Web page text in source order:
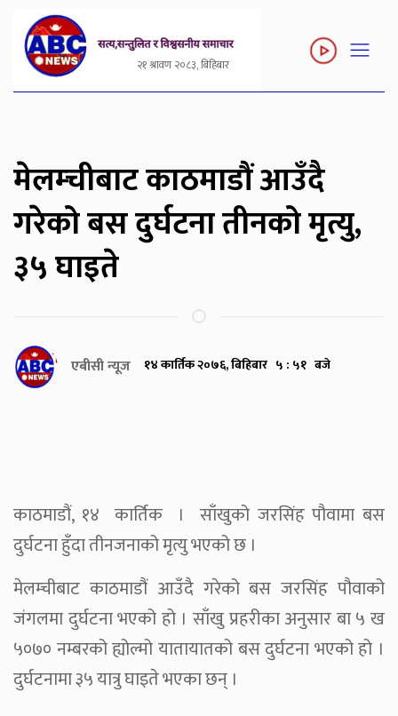
२१ श्रावण २०८३, बिहिबार
मेलम्चीबाट काठमाडौं आउँदै
गरेको बस दुर्घटना तीनको मृत्यु,
३५ घाइते
एबीसी न्यूज १४ कार्तिक २०७६, बिहिबार ५ : ५१ बजे
काठमाडौं, १४ कार्तिक । साँखुको जरसिंह पौवामा बस
दुर्घटना हुँदा तीनजनाको मृत्यु भएको छ ।
मेलम्चीबाट काठमाडौं आउँदै गरेको बस जरसिंह पौवाको
जंगलमा दुर्घटना भएको हो । साँखु प्रहरीका अनुसार बा ५ ख
५०७० नम्बरको ह्योल्मो यातायातको बस दुर्घटना भएको हो ।
दुर्घटनामा ३५ यात्रु घाइते भएका छन् ।